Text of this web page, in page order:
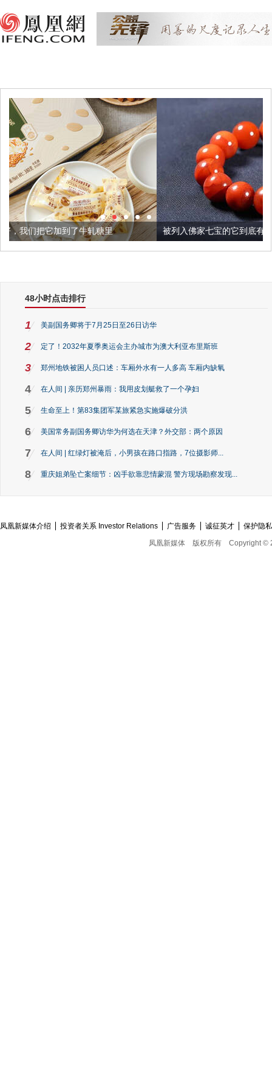
轧糖里 被列入佛家七宝的它到底有多美？
48小时点击排行
1 美副国务卿将于7月25日至26日访华
2 定了！2032年夏季奥运会主办城市为澳大利亚布里斯班
3 郑州地铁被困人员口述：车厢外水有一人多高 车厢内缺氧
4 在人间 | 亲历郑州暴雨：我用皮划艇救了一个孕妇
5 生命至上！第83集团军某旅紧急实施爆破分洪
6 美国常务副国务卿访华为何选在天津？外交部：两个原因
7 在人间 | 红绿灯被淹后，小男孩在路口指路，7位摄影师...
8 重庆姐弟坠亡案细节：凶手欲靠悲情蒙混 警方现场勘察发现...
凤凰新媒体介绍 投资者关系 Investor Relations 广告服务 诚征英才
保护隐
凤凰新媒体
版权所有 Copyright ©